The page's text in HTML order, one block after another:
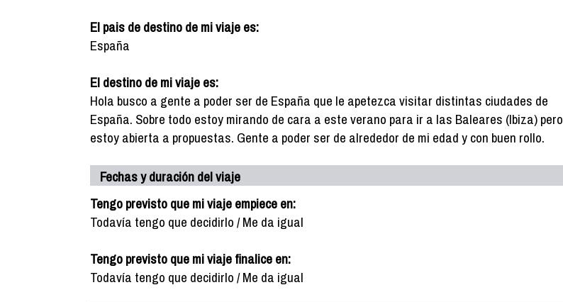
El pais de destino de mi viaje es:
España
El destino de mi viaje es:
Hola busco a gente a poder ser de España que le apetezca visitar distintas ciudades de
España. Sobre todo estoy mirando de cara a este verano para ir a las Baleares (Ibiza) pero
estoy abierta a propuestas. Gente a poder ser de alrededor de mi edad y con buen rollo.
Fechas y duración del viaje
Tengo previsto que mi viaje empiece en:
Todavía tengo que decidirlo / Me da igual
Tengo previsto que mi viaje finalice en:
Todavía tengo que decidirlo / Me da igual